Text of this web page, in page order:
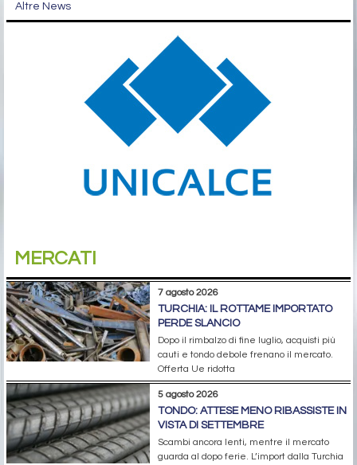
Altre News
MERCATI
7 agosto 2026
TURCHIA: IL ROTTAME IMPORTATO
PERDE SLANCIO
Dopo il rimbalzo di fine luglio, acquisti più
cauti e tondo debole frenano il mercato.
Offerta Ue ridotta
5 agosto 2026
TONDO: ATTESE MENO RIBASSISTE IN
VISTA DI SETTEMBRE
Scambi ancora lenti, mentre il mercato
guarda al dopo ferie. L’import dalla Turchia